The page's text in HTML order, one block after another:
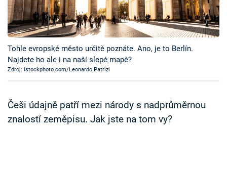
Časopis
Sledujte prima+
Přihlášení
Sledujte nás
Tohle evropské město určitě poznáte. Ano, je to Berlín.
Najdete ho ale i na naší slepé mapě?
Zdroj: istockphoto.com/Leonardo Patrizi
Češi údajně patří mezi národy s nadprůměrnou
znalostí zeměpisu. Jak jste na tom vy?